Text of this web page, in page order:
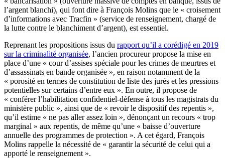
l’argent blanchi), qui font dire à François Molins que le « croisement
d’informations avec Tracfin » (service de renseignement, chargé de
la lutte contre le blanchiment d’argent), est essentiel.
Reprenant les propositions issus du rapport qu’il a corédigé en 2019
sur la criminalité organisée, l’ancien procureur propose la mise en
place d’une « cour d’assises spéciale pour les crimes de meurtres et
d’assassinats en bande organisée », en raison notamment de la
« porosité en termes de constitution de liste des jurés et les pressions
potentielles sur certains d’entre eux ». En outre, il propose de
« conférer l’habilitation confidentiel-défense à tous les magistrats du
ministère public », ainsi que de « revoir le dispositif des repentis »,
qu’il estime « ne pas aller assez loin », dénonçant un recours « trop
marginal » aux repentis, de même qu’une « baisse d’ouverture
annuelle des programmes de protection ». A cet égard, François
Molins rappelle la nécessité de « garantir la sécurité de celui qui a
apporté le renseignement ».